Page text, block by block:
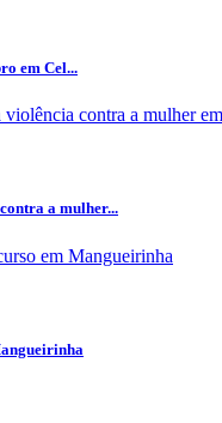
em Cel...
a mulher...